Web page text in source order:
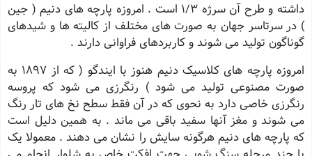
داشته و طرح آن سرژه 1/3 است . امروزه پارچه های دنیم ( جین
) در سرتاسر جهان به صورت های مختلف از کالیته ها و شیدهای
گوناگون تولید می شوند و کاربردهای فراوانی دارند .
امروزه پارچه های کلاسیک دنیم هنوز با ایندگو ( که از 1897 به
صورت مصنوعی تولید می شود ) رنگرزی می شود که پروسه
رنگرزی خاصی دارد به نحوی که در آن فقط سطح نخ های تار رنگ
می شوند و مغز آنها سفید باقی می ماند . به همین دلیل است
که پارچه های دنیم هرگونه سایش را نشان می دهند . معمولا یک